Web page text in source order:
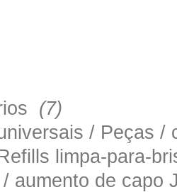
(7)
/ Peças
limpa-para-
/ aumento de